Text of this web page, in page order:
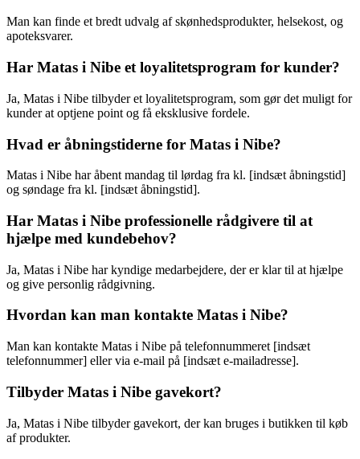
Man kan finde et bredt udvalg af skønhedsprodukter, helsekost, og
apoteksvarer.
Har Matas i Nibe et loyalitetsprogram for kunder?
Ja, Matas i Nibe tilbyder et loyalitetsprogram, som gør det muligt for
kunder at optjene point og få eksklusive fordele.
Hvad er åbningstiderne for Matas i Nibe?
Matas i Nibe har åbent mandag til lørdag fra kl. [indsæt åbningstid]
og søndage fra kl. [indsæt åbningstid].
Har Matas i Nibe professionelle rådgivere til at
hjælpe med kundebehov?
Ja, Matas i Nibe har kyndige medarbejdere, der er klar til at hjælpe
og give personlig rådgivning.
Hvordan kan man kontakte Matas i Nibe?
Man kan kontakte Matas i Nibe på telefonnummeret [indsæt
telefonnummer] eller via e-mail på [indsæt e-mailadresse].
Tilbyder Matas i Nibe gavekort?
Ja, Matas i Nibe tilbyder gavekort, der kan bruges i butikken til køb
af produkter.